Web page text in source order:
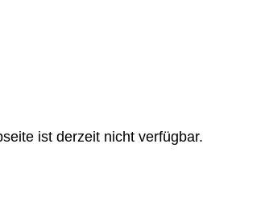
ist derzeit nicht verfügbar.